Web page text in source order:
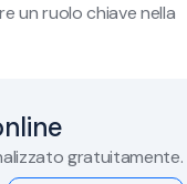
un ruolo chiave nella
gratuitamente.